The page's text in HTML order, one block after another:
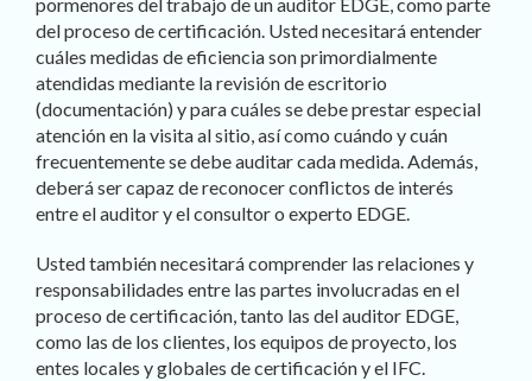
del proceso de certificación. Usted necesitará entender
cuáles medidas de eficiencia son primordialmente
atendidas mediante la revisión de escritorio
(documentación) y para cuáles se debe prestar especial
atención en la visita al sitio, así como cuándo y cuán
frecuentemente se debe auditar cada medida. Además,
deberá ser capaz de reconocer conflictos de interés
entre el auditor y el consultor o experto EDGE.
Usted también necesitará comprender las relaciones y
responsabilidades entre las partes involucradas en el
proceso de certificación, tanto las del auditor EDGE,
como las de los clientes, los equipos de proyecto, los
entes locales y globales de certificación y el IFC.